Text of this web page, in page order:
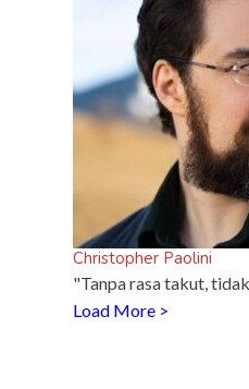
Christopher Paolini
"Tanpa rasa takut,
Load More >